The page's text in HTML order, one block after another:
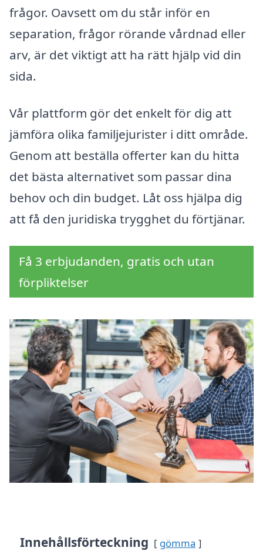
frågor. Oavsett om du står inför en
separation, frågor rörande vårdnad eller
arv, är det viktigt att ha rätt hjälp vid din
sida.
Vår plattform gör det enkelt för dig att
jämföra olika familjejurister i ditt område.
Genom att beställa offerter kan du hitta
det bästa alternativet som passar dina
behov och din budget. Låt oss hjälpa dig
att få den juridiska trygghet du förtjänar.
Få 3 erbjudanden, gratis och utan
förpliktelser
Innehållsförteckning gömma